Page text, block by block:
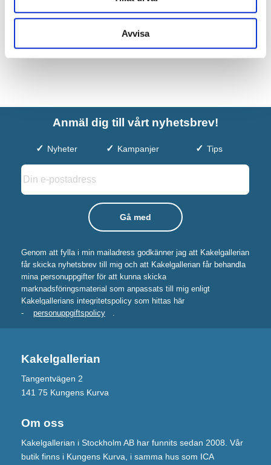
Avvisa
Anmäl dig till vårt nyhetsbrev!
Nyheter Kampanjer Tips
Genom att fylla i min mailadress godkänner jag att Kakelgallerian
får skicka nyhetsbrev till mig och att Kakelgallerian får behandla
mina personuppgifter för att kunna skicka
marknadsföringsmaterial som anpassats till mig enligt
Kakelgallerians integritetspolicy som hittas här
-
personuppgiftspolicy .
Kakelgallerian
Tangentvägen 2
141 75 Kungens Kurva
Om oss
Kakelgallerian i Stockholm AB har funnits sedan 2008. Vår
butik finns i Kungens Kurva, i samma hus som ICA